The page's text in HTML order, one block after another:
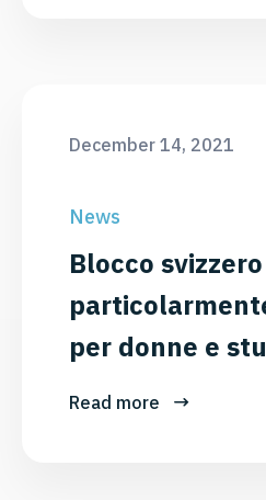
December 14, 2021
News
Blocco svizzero
per donne e
Read more